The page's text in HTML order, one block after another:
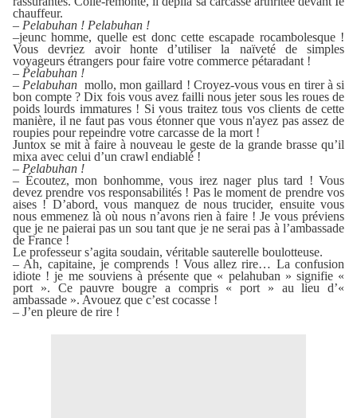
chauffeur.
– Pelabuhan ! Pelabuhan !
–jeunc homme, quelle est donc cette escapade rocambolesque !
Vous devriez avoir honte d’utiliser la naïveté de simples
voyageurs étrangers pour faire votre commerce pétaradant !
– Pelabuhan !
– Pelabuhan mollo, mon gaillard ! Croyez-vous vous en tirer à si
bon compte ? Dix fois vous avez failli nous jeter sous les roues de
poids lourds immatures ! Si vous traitez tous vos clients de cette
manière, il ne faut pas vous étonner que vous n'ayez pas assez de
roupies pour repeindre votre carcasse de la mort !
Juntox se mit à faire à nouveau le geste de la grande brasse qu’il
mixa avec celui d’un crawl endiablé !
– Pelabuhan !
– Écoutez, mon bonhomme, vous irez nager plus tard ! Vous
devez prendre vos responsabilités ! Pas le moment de prendre vos
aises ! D’abord, vous manquez de nous trucider, ensuite vous
nous emmenez là où nous n’avons rien à faire ! Je vous préviens
que je ne paierai pas un sou tant que je ne serai pas à l’ambassade
de France !
Le professeur s’agita soudain, véritable sauterelle boulotteuse.
– Ah, capitaine, je comprends ! Vous allez rire… La confusion
idiote ! je me souviens à présente que « pelahuban » signifie «
port ». Ce pauvre bougre a compris « port » au lieu d’«
ambassade ». Avouez que c’est cocasse !
– J’en pleure de rire !